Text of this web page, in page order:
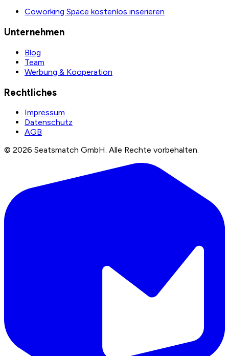
Coworking Space kostenlos inserieren
Unternehmen
Blog
Team
Werbung & Kooperation
Rechtliches
Impressum
Datenschutz
AGB
© 2026 Seatsmatch GmbH. Alle Rechte vorbehalten.